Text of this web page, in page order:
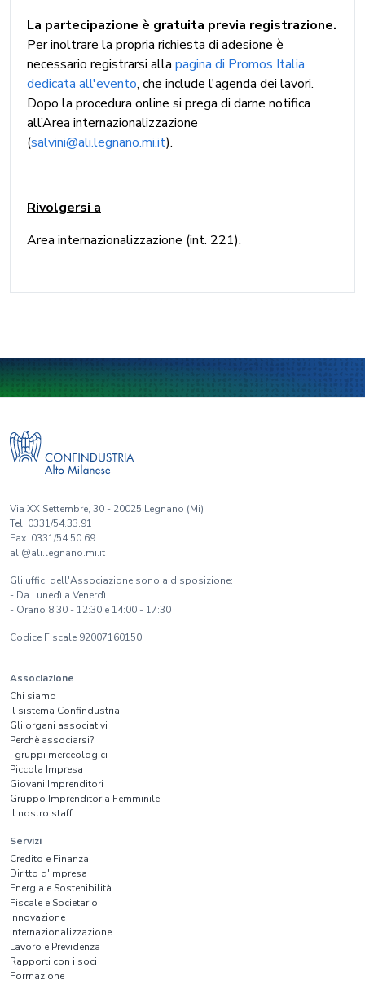
La partecipazione è gratuita previa registrazione.
Per inoltrare la propria richiesta di adesione è
necessario registrarsi alla pagina di Promos Italia
dedicata all'evento, che include l'agenda dei lavori.
Dopo la procedura online si prega di darne notifica
all’Area internazionalizzazione
(salvini@ali.legnano.mi.it).
Rivolgersi a
Area internazionalizzazione (int. 221).
Via XX Settembre, 30 - 20025 Legnano (Mi)
Tel. 0331/54.33.91
Fax. 0331/54.50.69
ali@ali.legnano.mi.it
Gli uffici dell'Associazione sono a disposizione:
- Da Lunedì a Venerdì
- Orario 8:30 - 12:30 e 14:00 - 17:30
Codice Fiscale 92007160150
Associazione
Chi siamo
Il sistema Confindustria
Gli organi associativi
Perchè associarsi?
I gruppi merceologici
Piccola Impresa
Giovani Imprenditori
Gruppo Imprenditoria Femminile
Il nostro staff
Servizi
Credito e Finanza
Diritto d'impresa
Energia e Sostenibilità
Fiscale e Societario
Innovazione
Internazionalizzazione
Lavoro e Previdenza
Rapporti con i soci
Formazione